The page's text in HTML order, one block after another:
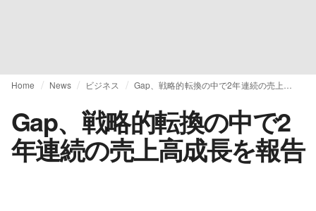
Home News ビジネス
Gap、戦略的転換の中で2
年連続の売上高成長を報告